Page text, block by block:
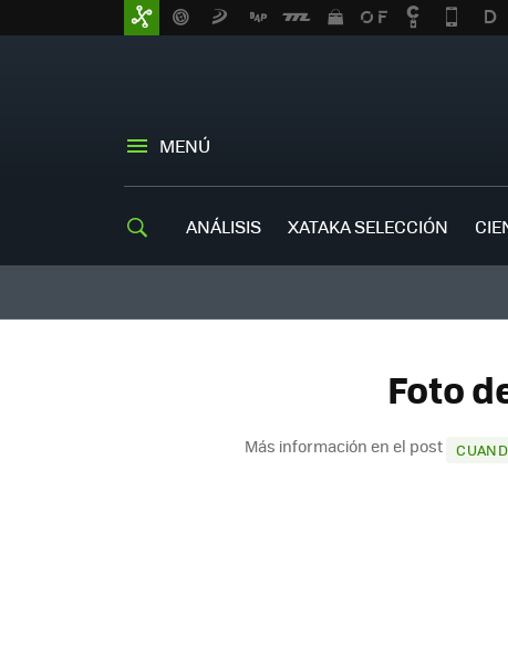
MENÚ
ANÁLISIS XATAKA SELECCIÓN
Foto
Más información en el post